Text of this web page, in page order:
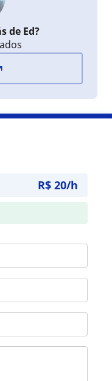
de Ed?
R$ 20/h